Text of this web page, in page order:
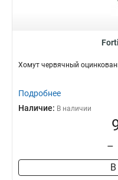
Хомут червячный
Подробнее
Наличие: В наличии
–
В